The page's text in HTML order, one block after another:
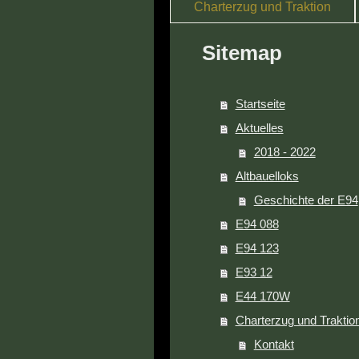
Charterzug und Traktion
Sitemap
Startseite
Aktuelles
2018 - 2022
Altbauelloks
Geschichte der E94
E94 088
E94 123
E93 12
E44 170W
Charterzug und
Kontakt